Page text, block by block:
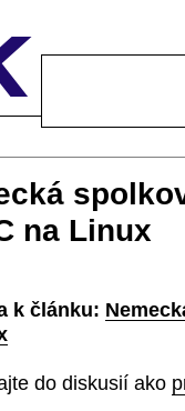
na Linux
k článku:
do diskusií ako